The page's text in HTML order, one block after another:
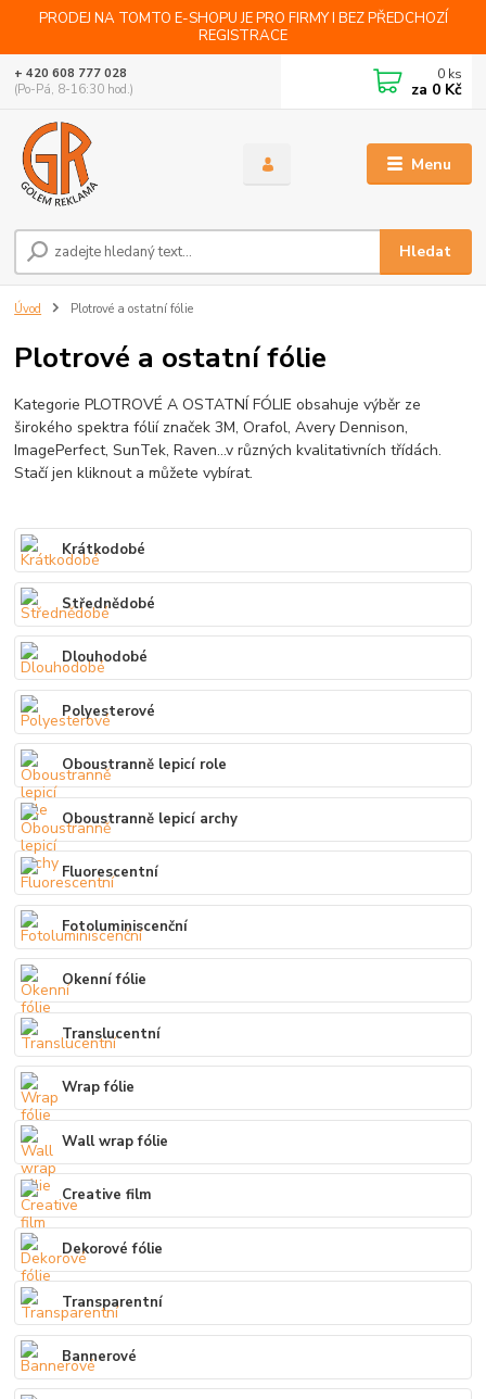
PRODEJ NA TOMTO E-SHOPU JE PRO FIRMY I BEZ PŘEDCHOZÍ
REGISTRACE
Menu
Hledat
+ 420 608 777 028
(Po-Pá, 8-16:30 hod.)
0 ks
za 0 Kč
Úvod Plotrové a ostatní fólie
Plotrové a ostatní fólie
Kategorie PLOTROVÉ A OSTATNÍ FÓLIE obsahuje výběr ze
širokého spektra fólií značek 3M, Orafol, Avery Dennison,
ImagePerfect, SunTek, Raven...v různých kvalitativních třídách.
Stačí jen kliknout a můžete vybírat.
Krátkodobé
Střednědobé
Dlouhodobé
Polyesterové
Oboustranně lepicí role
Oboustranně lepicí archy
Fluorescentní
Fotoluminiscenční
Okenní fólie
Translucentní
Wrap fólie
Wall wrap fólie
Creative film
Dekorové fólie
Transparentní
Bannerové